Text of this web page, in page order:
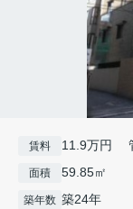
賃料 11.9万円
面積 59.85㎡
築年数 築24年